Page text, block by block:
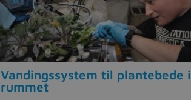
Vandingssystem til plantebede i
rummet